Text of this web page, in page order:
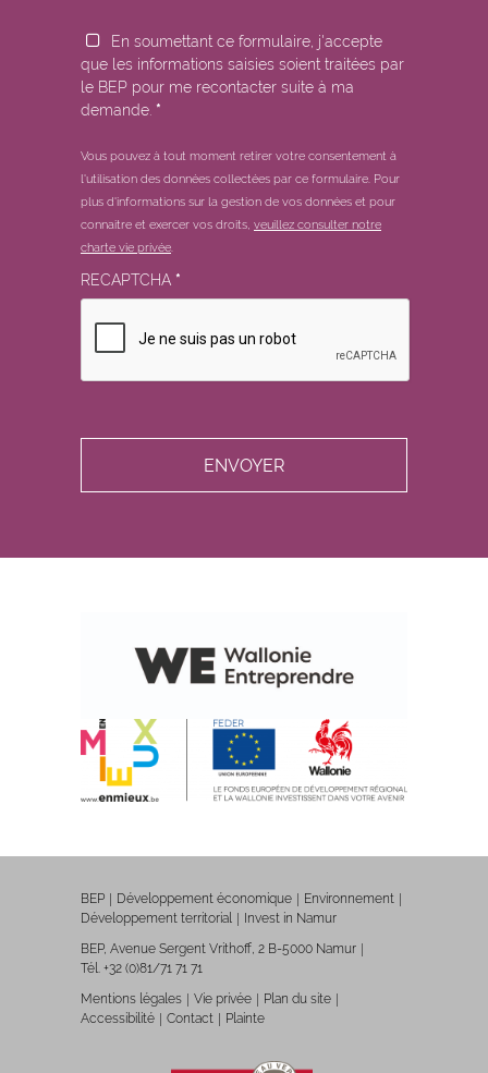
En soumettant ce formulaire, j'accepte
que les informations saisies soient traitées par
le BEP pour me recontacter suite à ma
demande. *
Vous pouvez à tout moment retirer votre consentement à
l'utilisation des données collectées par ce formulaire. Pour
plus d'informations sur la gestion de vos données et pour
connaitre et exercer vos droits, veuillez consulter notre
charte vie privée
RECAPTCHA *
BEP Développement économique
Environnement
Développement territorial
Invest in Namur
BEP, Avenue Sergent Vrithoff, 2 B-5000 Namur
Tél. +32 (0)81/71 71 71
Mentions légales
Vie privée
Plan du site
Accessibilité
Contact Plainte